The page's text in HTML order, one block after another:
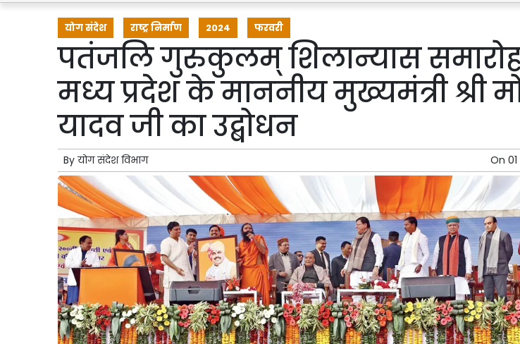
योग संदेश राष्ट्र निर्माण 2024 फरवरी
पतंजलि गुरुकुलम् शिलान्यास
मध्य प्रदेश के माननीय मुख्यमंत्री श्री
यादव जी का उद्बोधन
By योग संदेश विभाग On